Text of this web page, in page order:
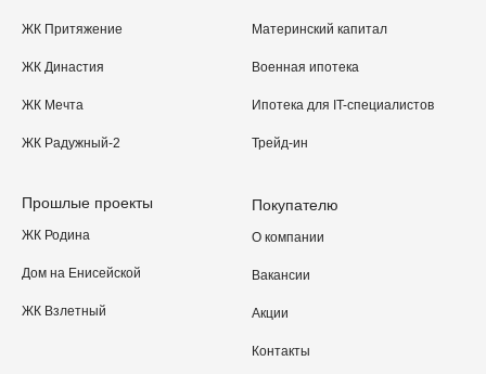
ЖК Притяжение
ЖК Династия
ЖК Мечта
ЖК Радужный-2
Прошлые проекты
ЖК Родина
Дом на Енисейской
ЖК Взлетный
Материнский капитал
Военная ипотека
Ипотека для IT-специалистов
Трейд-ин
Покупателю
О компании
Вакансии
Акции
Контакты